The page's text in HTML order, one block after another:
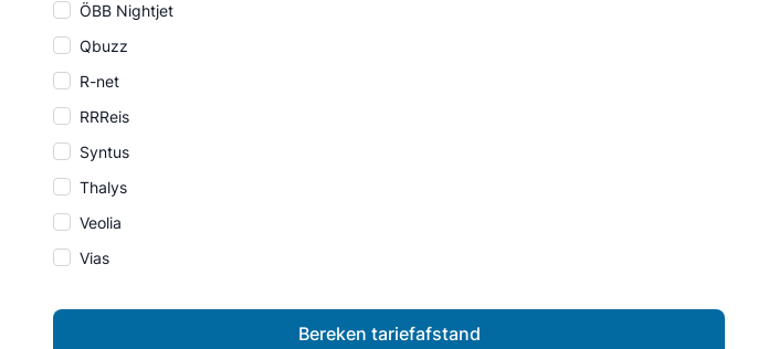
ÖBB Nightjet
Qbuzz
R-net
RRReis
Syntus
Thalys
Veolia
Vias
Bereken tariefafstand